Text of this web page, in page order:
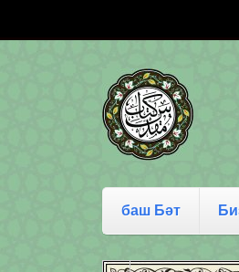
баш Бәт